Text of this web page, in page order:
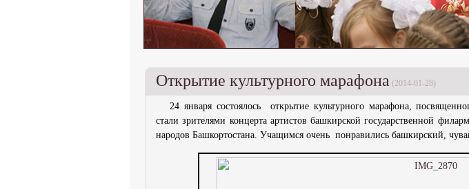
Открытие культурного марафона (2014-01-28)
24 января состоялось открытие культурного марафона,
стали зрителями концерта артистов башкирской государственной
народов Башкортостана. Учащимся очень понравились башкирский,